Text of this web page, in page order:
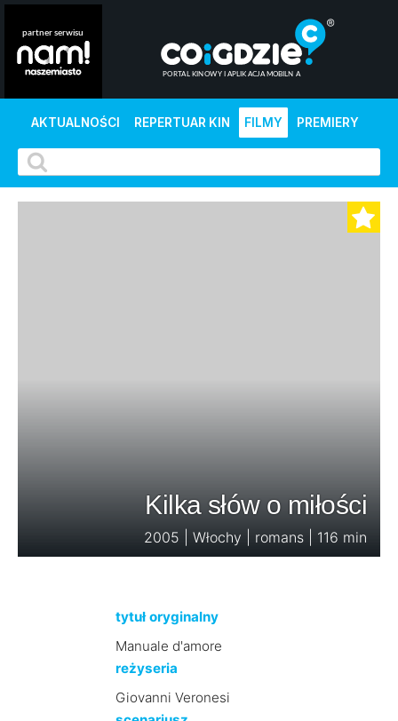
AKTUALNOŚCI REPERTUAR KIN FILMY PREMIERY
Kilka słów o miłości
2005 | Włochy | romans | 116 min
tytuł oryginalny
Manuale d'amore
reżyseria
Giovanni Veronesi